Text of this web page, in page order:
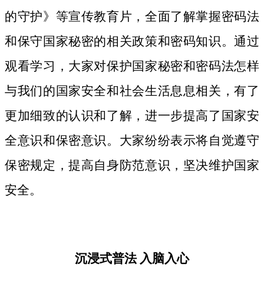
的守护》等宣传教育片， 全面了解掌握密码法
和保守国家秘密的相关政策和密码知识。通过
观看学习，大家对保护国家秘密和密码法怎样
与我们的国家安全和社会生活息息相关，有了
更加细致的认识和了解，进一步提高了国家安
全意识和保密意识。大家纷纷表示将自觉遵守
保密规定，提高自身防范意识，坚决维护国家
安全。
沉浸式普法 入脑入心